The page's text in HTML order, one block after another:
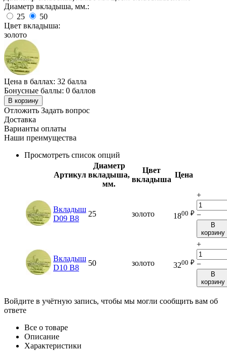
Диаметр вкладыша, мм.:
25
50
Цвет вкладыша:
золото
Цена в баллах: 32 балла
Бонусные баллы: 0 баллов
В корзину
Отложить Задать вопрос
Доставка
Варианты оплаты
Наши преимущества
Просмотреть список опций
Артикул
Диаметр
вкладыша,
мм.
Цвет
вкладыша
Цена
Вкладыш
D09 B8
25 золото 1800 ₽
+
−
В
корзину
Вкладыш
D10 B8
50 золото 3200 ₽
+
−
В
корзину
Войдите в учётную запись, чтобы мы могли сообщить вам об
ответе
Все о товаре
Описание
Характеристики